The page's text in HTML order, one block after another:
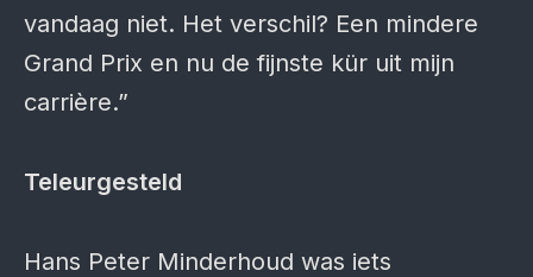
vandaag niet. Het verschil? Een mindere
Grand Prix en nu de fijnste kür uit mijn
carrière.”
Teleurgesteld
Hans Peter Minderhoud was iets